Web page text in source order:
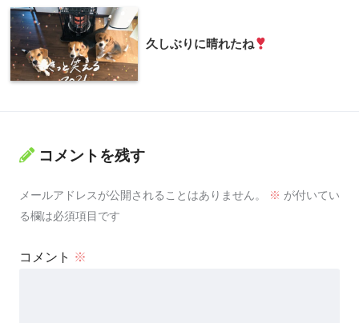
久しぶりに晴れたね
コメントを残す
メールアドレスが公開されることはありません。 ※ が付いてい
る欄は必須項目です
コメント ※